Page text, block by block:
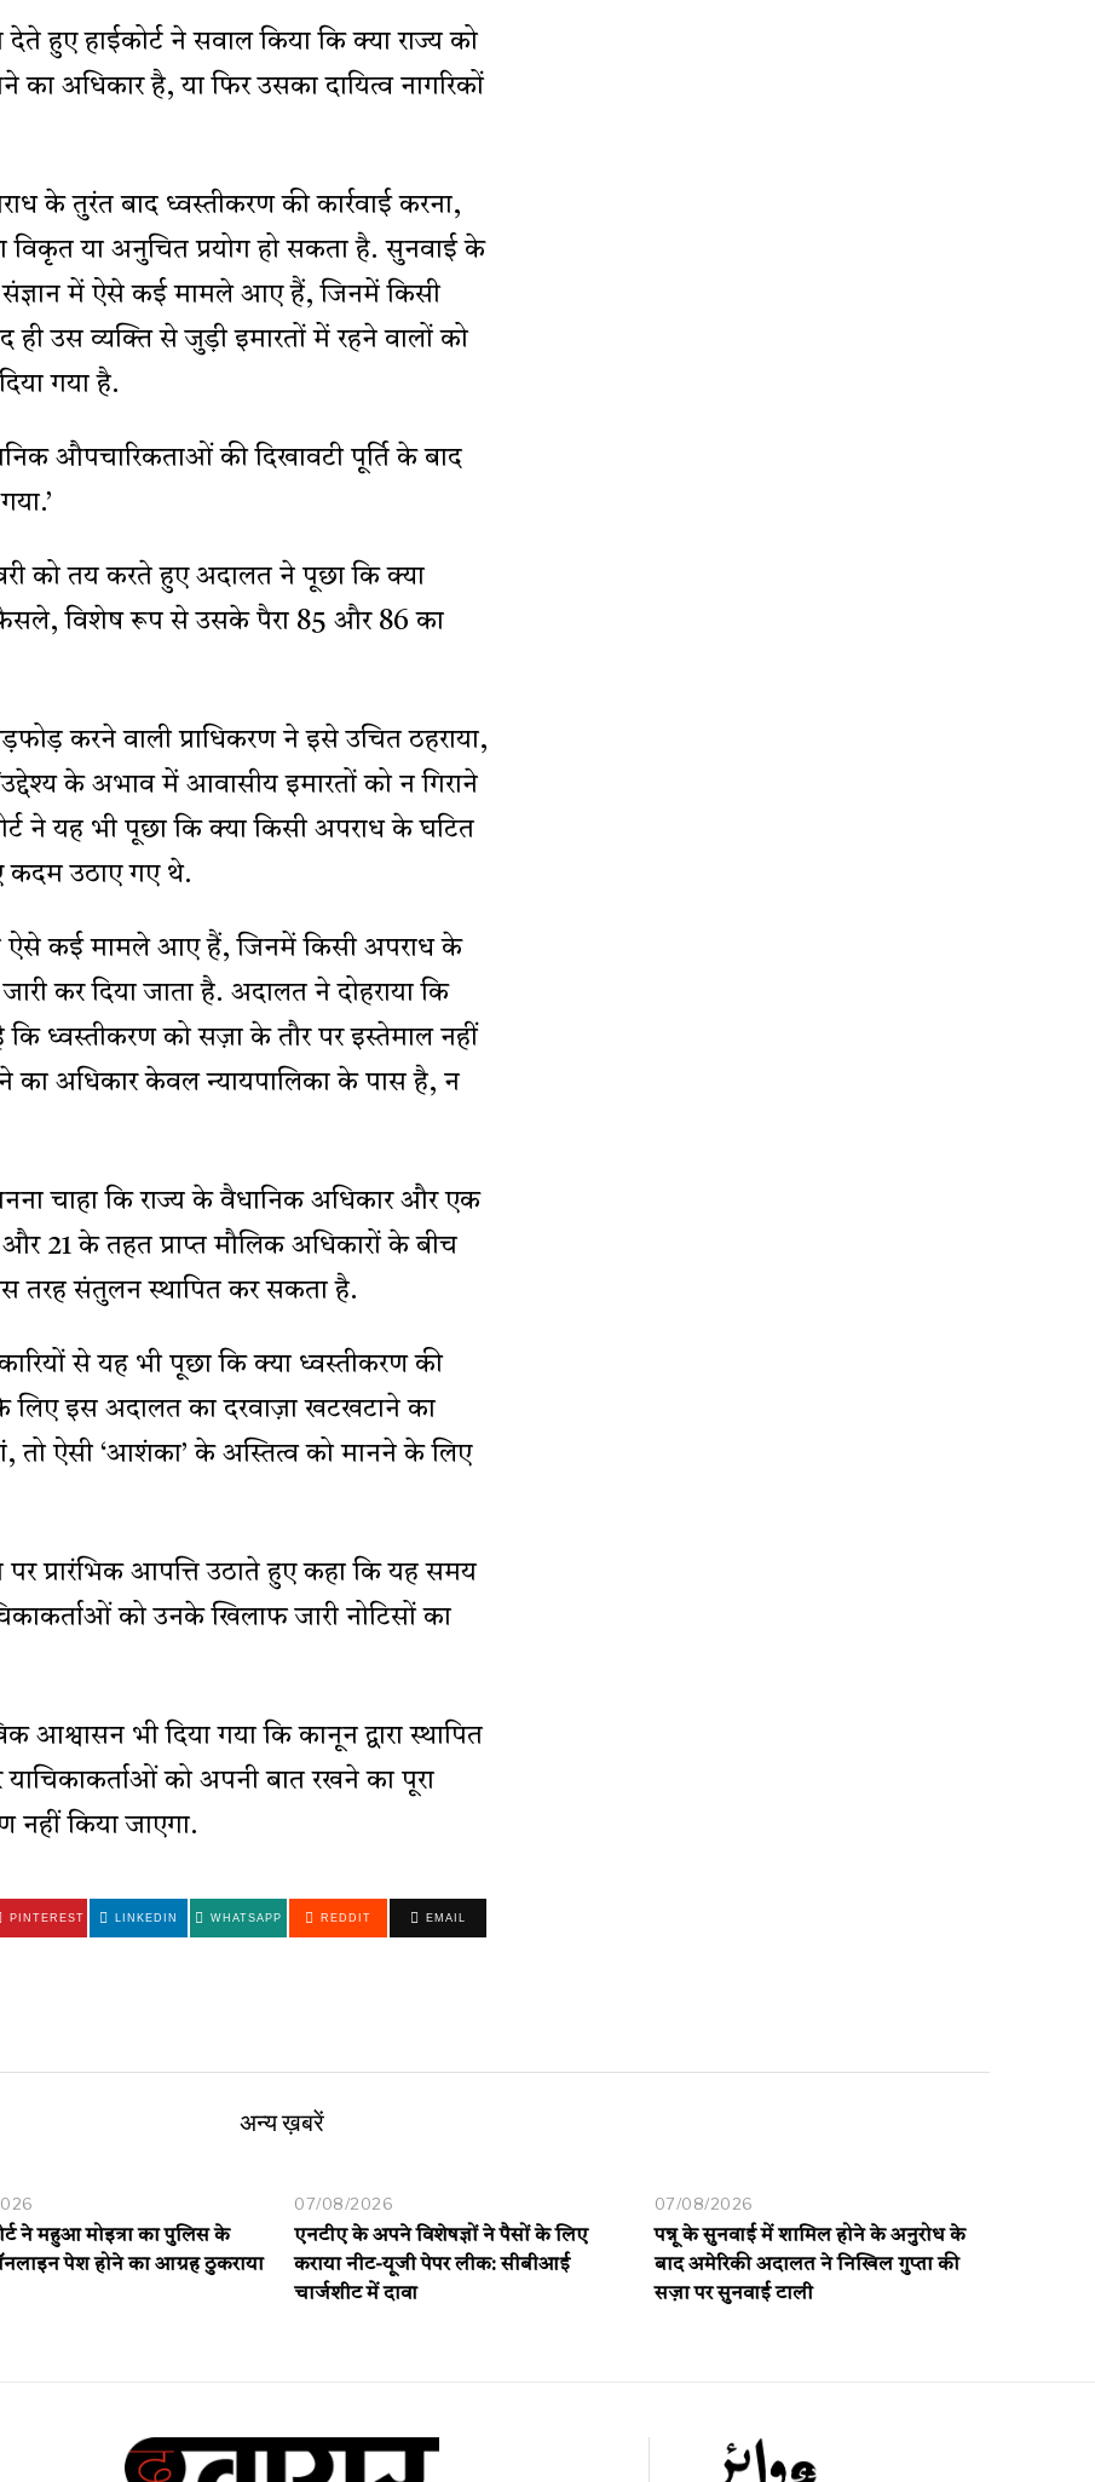
हुए हाईकोर्ट ने सवाल किया कि क्या राज्य को
का अधिकार है, या फिर उसका दायित्व नागरिकों
के तुरंत बाद ध्वस्तीकरण की कार्रवाई करना,
विकृत या अनुचित प्रयोग हो सकता है.सुनवाई के
में ऐसे कई मामले आए हैं, जिनमें किसी
उस व्यक्ति से जुड़ी इमारतों में रहने वालों को
गया है.
औपचारिकताओं की दिखावटी पूर्ति के बाद
को तय करते हुए अदालत ने पूछा कि क्या
फैसले, विशेष रूप से उसके पैरा 85 और 86 का
करने वाली प्राधिकरण ने इसे उचित ठहराया,
के अभाव में आवासीय इमारतों को न गिराने
ने यह भी पूछा कि क्या किसी अपराध के घटित
कदम उठाए गए थे.
ऐसे कई मामले आए हैं, जिनमें किसी अपराध के
कर दिया जाता है. अदालत ने दोहराया कि
कि ध्वस्तीकरण को सज़ा के तौर पर इस्तेमाल नहीं
का अधिकार केवल न्यायपालिका के पास है, न
चाहा कि राज्य के वैधानिक अधिकार और एक
21 के तहत प्राप्त मौलिक अधिकारों के बीच
तरह संतुलन स्थापित कर सकता है.
से यह भी पूछा कि क्या ध्वस्तीकरण की
लिए इस अदालत का दरवाज़ा खटखटाने का
तो ऐसी ‘आशंका’ के अस्तित्व को मानने के लिए
पर प्रारंभिक आपत्ति उठाते हुए कहा कि यह समय
को उनके खिलाफ जारी नोटिसों का
आश्वासन भी दिया गया कि कानून द्वारा स्थापित
याचिकाकर्ताओं को अपनी बात रखने का पूरा
नहीं किया जाएगा.
PINTEREST LINKEDIN WHATSAPP REDDIT EMAIL
अन्य ख़बरें
ने महुआ मोइत्रा का पुलिस के
पेश होने का आग्रह ठुकराया
07/08/2026
एनटीए के अपने विशेषज्ञों ने पैसों के लिए
कराया नीट-यूजी पेपर लीक: सीबीआई
चार्जशीट में दावा
07/08/2026
पन्नू के सुनवाई में शामिल होने के अनुरोध के
बाद अमेरिकी अदालत ने निखिल गुप्ता की
सज़ा पर सुनवाई टाली